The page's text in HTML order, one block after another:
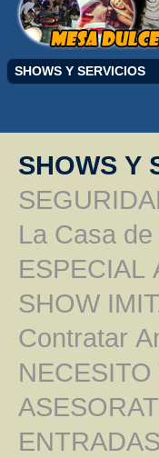
SHOWS Y SERVICIOS
SHOWS Y
La Casa
ESPECIAL
SHOW
Contratar